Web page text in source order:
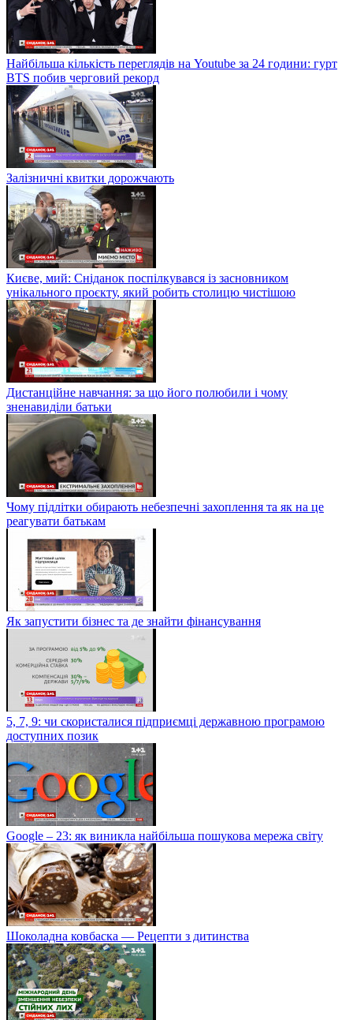
Найбільша кількість переглядів на Youtube за 24 години: гурт
BTS побив черговий рекорд
Залізничні квитки дорожчають
Києве, мий: Сніданок поспілкувався із засновником
унікального проєкту, який робить столицю чистішою
Дистанційне навчання: за що його полюбили і чому
зненавиділи батьки
Чому підлітки обирають небезпечні захоплення та як на це
реагувати батькам
Як запустити бізнес та де знайти фінансування
5, 7, 9: чи скористалися підприємці державною програмою
доступних позик
Google – 23: як виникла найбільша пошукова мережа світу
Шоколадна ковбаска — Рецепти з дитинства